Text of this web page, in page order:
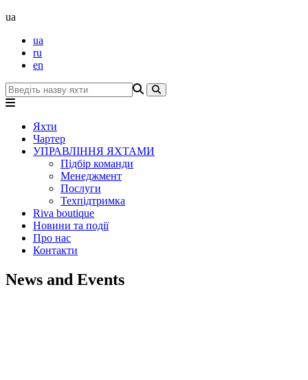
ua
ua
ru
en
Яхти
Чартер
УПРАВЛІННЯ ЯХТАМИ
Підбір команди
Менеджмент
Послуги
Техпідтримка
Riva boutique
Новини та події
Про нас
Контакти
News and Events